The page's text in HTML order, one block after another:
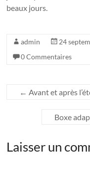
beaux jours.
admin 24
0 Commentaires
← Avant et après
Boxe
Laisser un